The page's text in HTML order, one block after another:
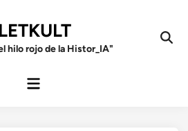
hilo rojo de la Histor_IA"
Open
Menú